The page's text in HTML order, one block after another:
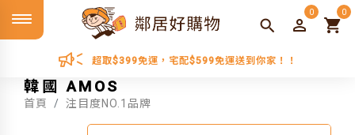
超取$399免運，宅配$599免運送到你家！！
0 0
韓國 AMOS
首頁 注目度NO.1品牌